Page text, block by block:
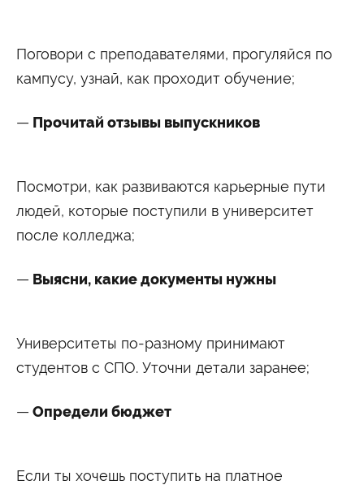
Поговори с преподавателями, прогуляйся по
кампусу, узнай, как проходит обучение;
Прочитай отзывы выпускников
Посмотри, как развиваются карьерные пути
людей, которые поступили в университет
после колледжа;
Выясни, какие документы нужны
Университеты по-разному принимают
студентов с СПО. Уточни детали заранее;
Определи бюджет
Если ты хочешь поступить на платное